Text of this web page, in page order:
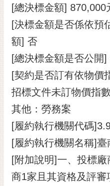
[總決標金額] 870,000
[決標金額是否係依預
額] 否
[總決標金額是否公開]
[契約是否訂有依物價
招標文件未訂物價指
其他：勞務案
[履約執行機關代碼
[履約執行機關名稱]
[附加說明]一、投標
商1家且其資格及評